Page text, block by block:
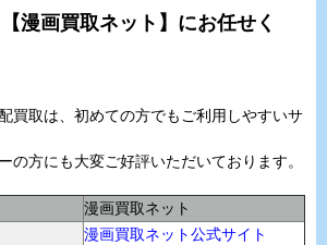
漫画買取ネット】にお任せく
買取は、初めての方でもご利用しやすいサ
の方にも大変ご好評いただいております。
漫画買取ネット
漫画買取ネット公式サイト